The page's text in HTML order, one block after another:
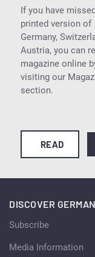
If you have
printed version of
Germany,
Austria, you can
magazine online
visiting our
section.
READ
DISCOVER
Subscribe
Media Information